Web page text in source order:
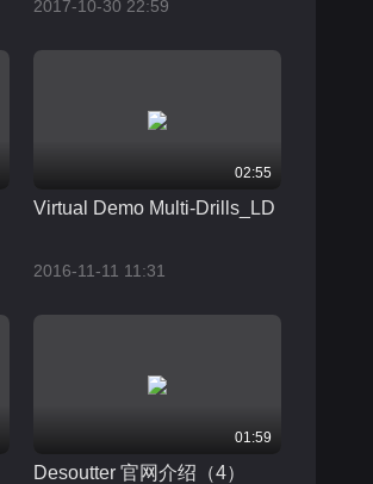
2017-10-30 22:59
02:55
Virtual Demo Multi-Drills_LD
2016-11-11 11:31
01:59
Desoutter 官网介绍（4）